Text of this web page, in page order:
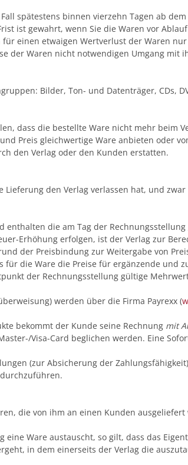
spätestens binnen vierzehn Tagen ab
ist gewahrt, wenn Sie die Waren vor
für einen etwaigen Wertverlust der Waren
der Waren nicht notwendigen Umgang mit
Bilder, Ton- und Datenträger, CDs,
dass die bestellte Ware nicht mehr
Preis gleichwertige Ware anbieten oder
den Verlag oder den Kunden erstatten.
den Verlag verlassen hat, und
enthalten die am Tag der
Erhöhung erfolgen, ist der Verlag zur
der Preisbindung zur Weitergabe von
die Ware die Preise für ergänzende und
der Rechnungsstellung gültige
werden über die Firma Payrexx (
bekommt der Kunde seine Rechnung mit
Visa-Card beglichen werden. Eine
(zur Absicherung der
die von ihm an einen Kunden
eine Ware austauscht, so gilt, dass das
in dem einerseits der Verlag die